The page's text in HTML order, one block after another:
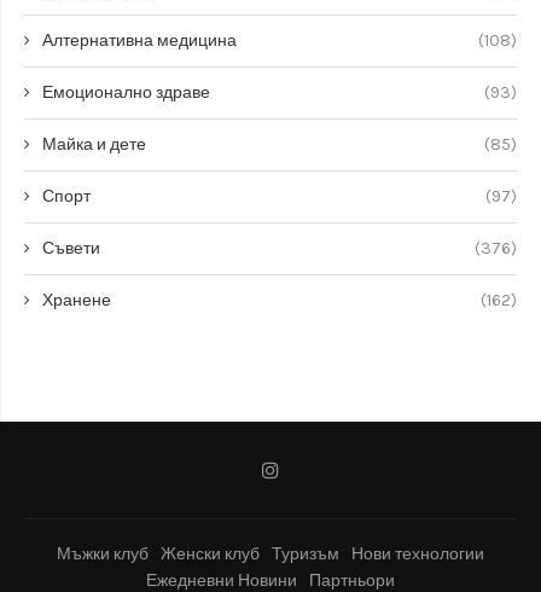
Алтернативна медицина (108)
Емоционално здраве (93)
Майка и дете (85)
Спорт (97)
Съвети (376)
Хранене (162)
Мъжки клуб Женски клуб Туризъм
Нови технологии
Ежедневни Новини
Партньори